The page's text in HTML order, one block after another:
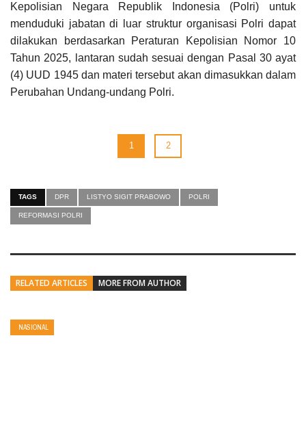
Kepolisian Negara Republik Indonesia (Polri) untuk
menduduki jabatan di luar struktur organisasi Polri dapat
dilakukan berdasarkan Peraturan Kepolisian Nomor 10
Tahun 2025, lantaran sudah sesuai dengan Pasal 30 ayat
(4) UUD 1945 dan materi tersebut akan dimasukkan dalam
Perubahan Undang-undang Polri.
1 2
TAGS DPR LISTYO SIGIT PRABOWO POLRI
REFORMASI POLRI
RELATED ARTICLES MORE FROM AUTHOR
NASIONAL